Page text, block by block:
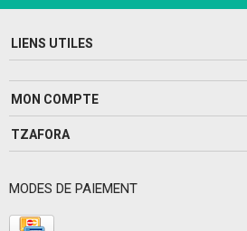
LIENS UTILES
MON COMPTE
TZAFORA
MODES DE PAIEMENT